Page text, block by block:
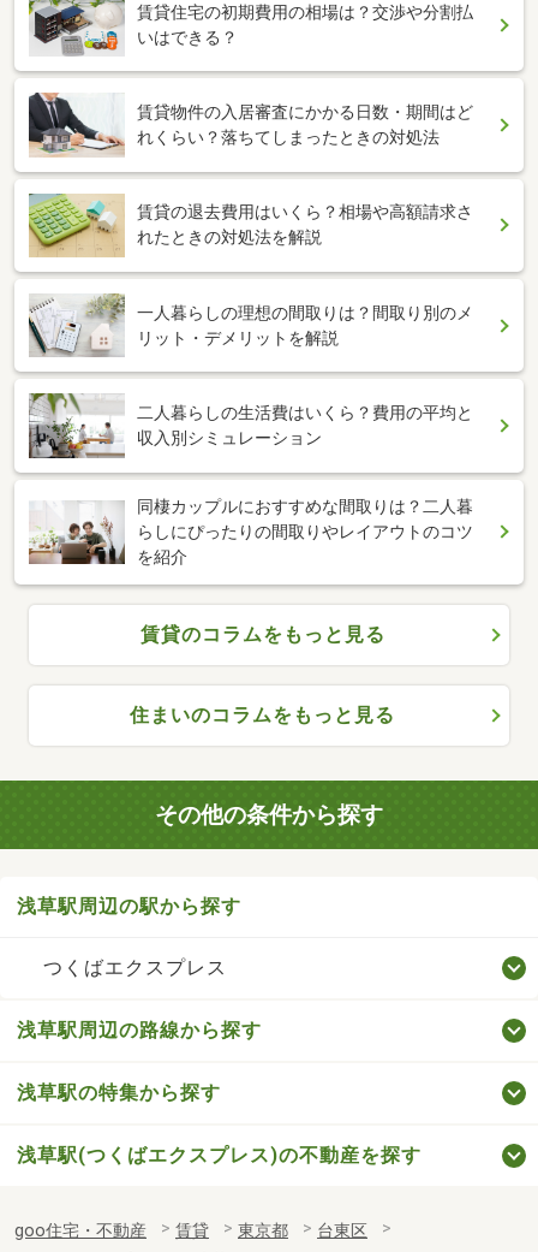
賃貸住宅の初期費用の相場は？交渉や分割払
いはできる？
賃貸物件の入居審査にかかる日数・期間はど
れくらい？落ちてしまったときの対処法
賃貸の退去費用はいくら？相場や高額請求さ
れたときの対処法を解説
一人暮らしの理想の間取りは？間取り別のメ
リット・デメリットを解説
二人暮らしの生活費はいくら？費用の平均と
収入別シミュレーション
同棲カップルにおすすめな間取りは？二人暮
らしにぴったりの間取りやレイアウトのコツ
を紹介
賃貸のコラムをもっと見る
住まいのコラムをもっと見る
その他の条件から探す
浅草駅周辺の駅から探す
つくばエクスプレス
浅草駅周辺の路線から探す
浅草駅の特集から探す
浅草駅(つくばエクスプレス)の不動産を探す
goo住宅・不動産 賃貸 東京都
台東区